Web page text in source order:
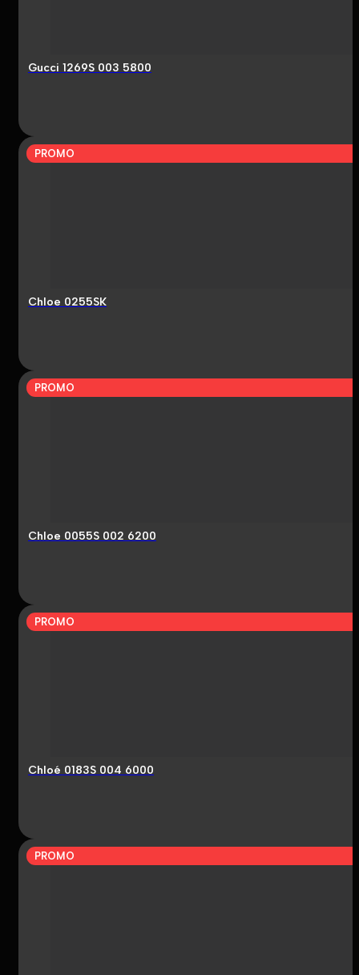
Gucci 1269S 003 5800
PROMO
Chloe 0255SK
PROMO
Chloe 0055S 002 6200
PROMO
Chloé 0183S 004 6000
PROMO